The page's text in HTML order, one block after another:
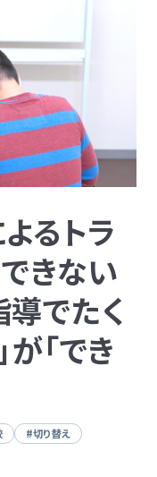
ビス
るトラ
きない
でたく
「でき
#切り替え